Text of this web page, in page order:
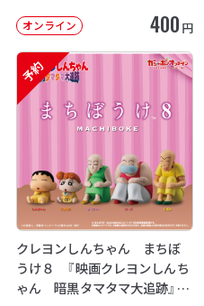
オンライン 400 円
予約
クレヨンしんちゃん まちぼ
うけ８ 『映画クレヨンしんち
ゃん 暗黒タマタマ大追跡』【2